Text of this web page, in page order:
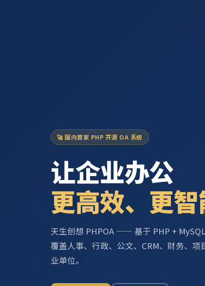
🚀 国内首家 PHP 开源 OA 系统
让企业办公
更高效、更
天生创想 PHPOA —— 基于 PHP +
覆盖人事、行政、公文、CRM、财务、
业单位。